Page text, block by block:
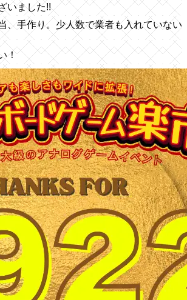
いました!!
、手作り。少人数で業者も入れていない
！